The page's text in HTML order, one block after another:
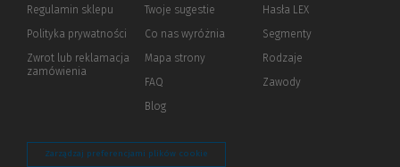
Regulamin sklepu
Polityka prywatności (Nowe
(Link
innej
Zwrot lub reklamacja
zamówienia
innej
Twoje sugestie
Co nas wyróżnia
Mapa strony
FAQ
Blog
Hasła LEX
Segmenty
Rodzaje
Zawody
Zarządzaj preferencjami plików cookie